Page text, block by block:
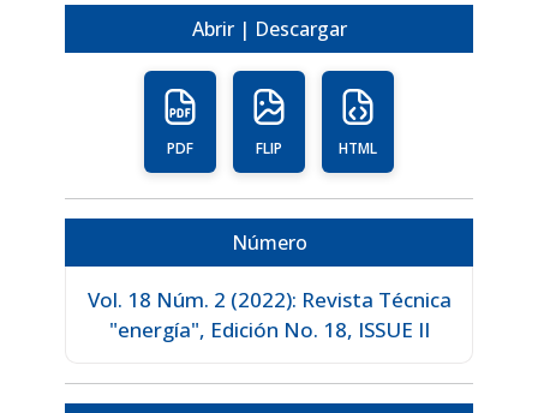
Abrir | Descargar
PDF FLIP HTML
Número
Vol. 18 Núm. 2 (2022): Revista Técnica
"energía", Edición No. 18, ISSUE II